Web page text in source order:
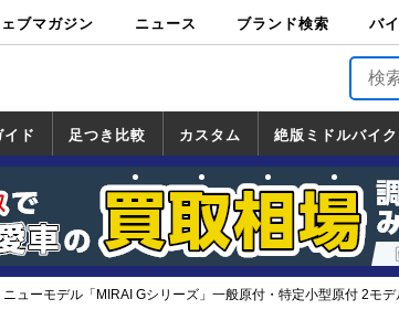
ブマガジン ニュース ブランド検索 バ
バ
イド 足つき比較 カスタム
カスタム
一覧
ホンダ
ヤマハ
スズキ
カワサキ
絶版ミドルバイク
絶版ミドルバイク
一覧
ホンダ
ヤマハ
スズキ
カワサキ
道の駅調査隊
ツーリング情報局
日本の道50選
国道めぐり
林道ツーリング
ニューモデル「MIRAI Gシリーズ」一般原付・特定小型原付 2モ